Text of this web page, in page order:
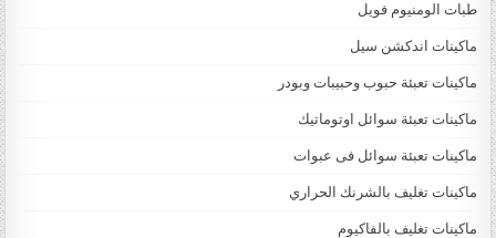
طبات الومنيوم فويل
ماكينات اندكشن سيل
ماكينات تعبئة حبوب وحبيبات وبودر
ماكينات تعبئة سوائل اوتوماتيك
ماكينات تعبئة سوائل فى عبوات
ماكينات تغليف بالشرنك الحراري
ماكينات تغليف بالفاكيوم